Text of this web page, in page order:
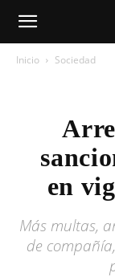
Inicio Sociedad
en
Más multas,
de